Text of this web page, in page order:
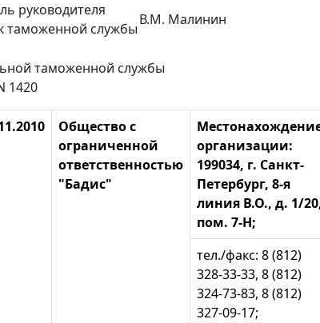
руководителя
таможенной службы
В.М. Малинин
таможенной службы
1420
Общество с
ограниченной
ответственностью
"Бадис"
организации:
199034, г. Санкт-
Петербург, 8-я
линия В.О., д. 1/
пом. 7-Н;
тел./факс: 8 (812)
328-33-33, 8 (812)
324-73-83, 8 (812)
327-09-17;